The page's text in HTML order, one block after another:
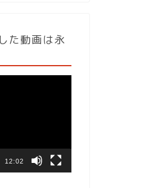
た動画は永
12:02